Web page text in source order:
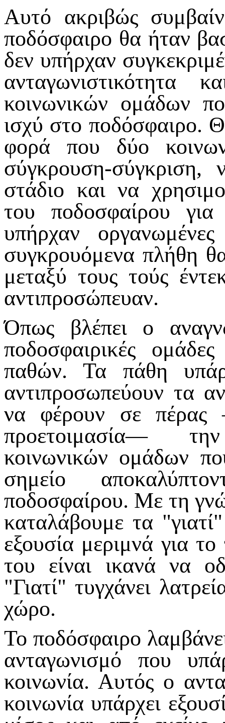
Αυτό ακριβώς
ποδόσφαιρο θα ήταν
δεν υπήρχαν
κοινωνικών ομάδων
ισχύ στο ποδόσφαιρο.
φορά που δύο
σύγκρουση-
στάδιο και να
του ποδοσφαίρου
υπήρχαν
συγκρουόμενα πλήθη
μεταξύ τους τούς
αντιπροσώπευαν.
Όπως βλέπει ο
ποδοσφαιρικές
παθών. Τα πάθη
αντιπροσωπεύουν τα
να φέρουν σε πέρας
προετοιμασία—
κοινωνικών ομάδων
σημείο
ποδοσφαίρου. Με τη
καταλάβουμε τα
εξουσία μεριμνά για
του είναι ικανά να
"Γιατί" τυγχάνει
χώρο.
Το ποδόσφαιρο
ανταγωνισμό που
κοινωνία. Αυτός ο
κοινωνία υπάρχει